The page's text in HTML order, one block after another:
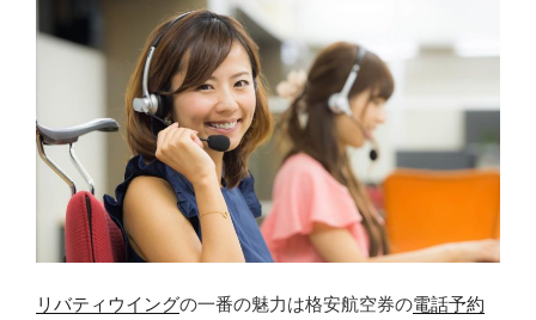
リバティウイングの一番の魅力は格安航空券の電話予約